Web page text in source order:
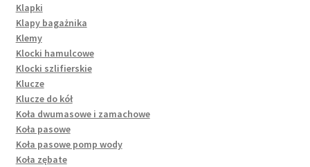
Klapki
Klapy bagażnika
Klemy
Klocki hamulcowe
Klocki szlifierskie
Klucze
Klucze do kół
Koła dwumasowe i zamachowe
Koła pasowe
Koła pasowe pomp wody
Koła zębate